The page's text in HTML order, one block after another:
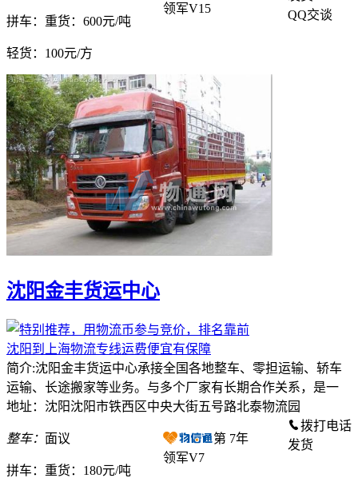
拼车： 重货：600元/吨
轻货： 100元/方
领军V15
QQ交谈
沈阳金丰货运中心
沈阳到上海物流专线运费便宜有保障
简介:沈阳金丰货运中心承接全国各地整车、零担运输、轿车
运输、长途搬家等业务。与多个厂家有长期合作关系，是一
地址：沈阳沈阳市铁西区中央大街五号路北泰物流园
整车： 面议
拼车： 重货：180元/吨
第 7年
领军V7
拨打电话
发货